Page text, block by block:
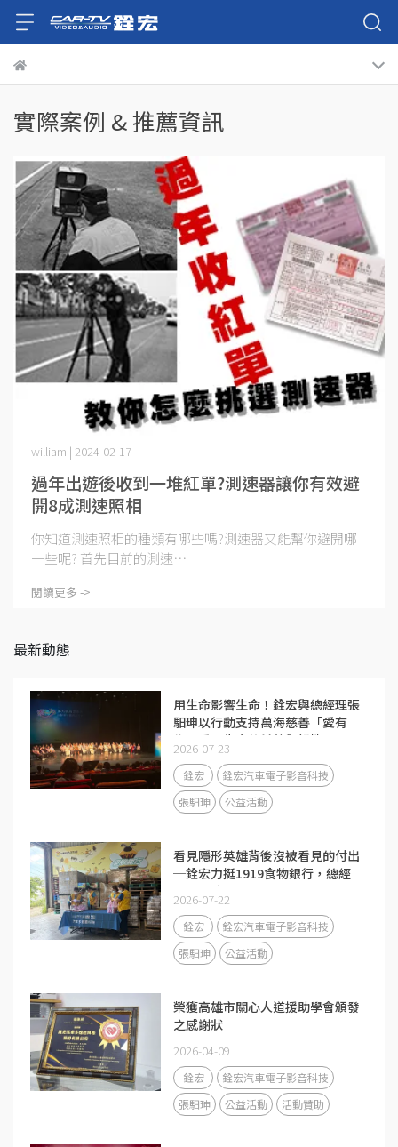
實際案例 & 推薦資訊
過年出遊後收到一堆紅單?測速器讓你有效避
開8成測速照相
william | 2024-02-17
你知道測速照相的種類有哪些嗎?測速器又能幫你避開哪
一些呢? 首先目前的測速⋯
閱讀更多 ->
最新動態
用生命影響生命！銓宏與總經理張
馹珅以行動支持萬海慈善「愛有
為」看見生命的希望與韌性
2026-07-23
銓宏
銓宏汽車電子影音科技
張馹珅
公益活動
看見隱形英雄背後沒被看見的付出
─銓宏力挺1919食物銀行，總經
理張馹珅以「極致匠心」實踐「以
人為本」
2026-07-22
銓宏
銓宏汽車電子影音科技
張馹珅
公益活動
榮獲高雄市關心人道援助學會頒發
之感謝狀
2026-04-09
銓宏
銓宏汽車電子影音科技
張馹珅
公益活動 活動贊助